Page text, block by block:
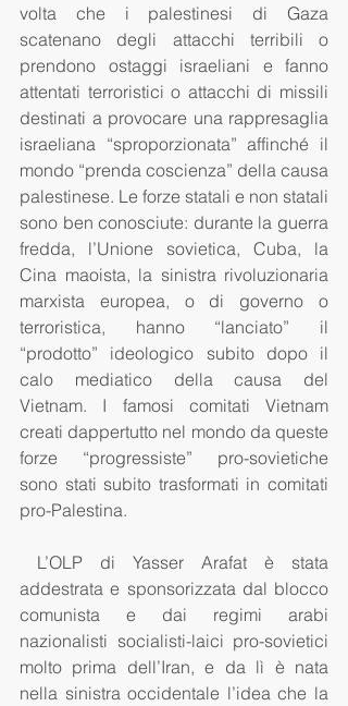
volta che i palestinesi di Gaza
scatenano degli attacchi terribili o
prendono ostaggi israeliani e fanno
attentati terroristici o attacchi di missili
destinati a provocare una rappresaglia
israeliana “sproporzionata” affinché il
mondo “prenda coscienza” della causa
palestinese. Le forze statali e non statali
sono ben conosciute: durante la guerra
fredda, l’Unione sovietica, Cuba, la
Cina maoista, la sinistra rivoluzionaria
marxista europea, o di governo o
terroristica, hanno “lanciato” il
“prodotto” ideologico subito dopo il
calo mediatico della causa del
Vietnam. I famosi comitati Vietnam
creati dappertutto nel mondo da queste
forze “progressiste” pro-sovietiche
sono stati subito trasformati in comitati
pro-Palestina.
addestrata e sponsorizzata dal blocco
comunista e dai regimi arabi
nazionalisti socialisti-laici pro-sovietici
molto prima dell’Iran, e da lì è nata
nella sinistra occidentale l’idea che la